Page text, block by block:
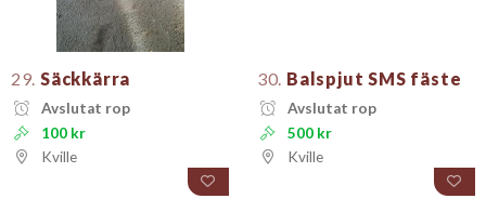
29. Säckkärra
Avslutat rop
100 kr
Kville
30. Balspjut SMS fäste
Avslutat rop
500 kr
Kville